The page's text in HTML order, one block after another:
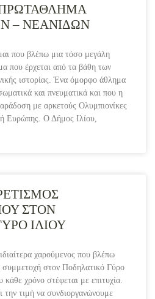
– ΝΕΑΝΙΔΩΝ
που βλέπω μια τόσο μεγάλη
που έρχεται από τα βάθη των
ιστορίας. Ένα όμορφο άθλημα
και πνευματικά και που η
με αρκετούς Ολυμπιονίκες
Ευρώπης. Ο Δήμος Ιλίου,
ΣΤΟΝ
ΙΛΙΟΥ
χαρούμενος που βλέπω
συμμετοχή στον Ποδηλατικό Γύρο
χρόνο στέφεται με επιτυχία.
την τιμή να συνδιοργανώνουμε